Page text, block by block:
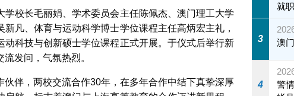
校长毛丽娟、学术委员会主任陈佩杰、澳门理工大学
凡、体育与运动科学博士学位课程主任高炳宏主礼，
科技与创新硕士学位课程正式开展。于仪式后举行新
发问，气氛热烈。
伴，两校交流合作30年，在多年合作中结下真挚深厚
就
3
澳
4
警